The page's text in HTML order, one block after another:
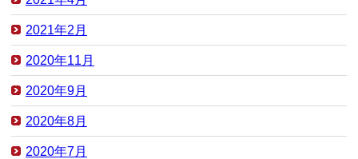
2021年2月
2020年11月
2020年9月
2020年8月
2020年7月